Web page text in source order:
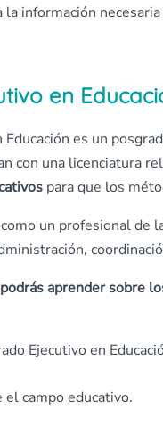
información
en
es un
con una licenciatura
para que los
un profesional de
podrás aprender sobre
Ejecutivo en
campo educativo.